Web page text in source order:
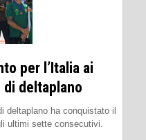
per l’Italia ai
deltaplano
deltaplano ha conquistato il
ultimi sette consecutivi.